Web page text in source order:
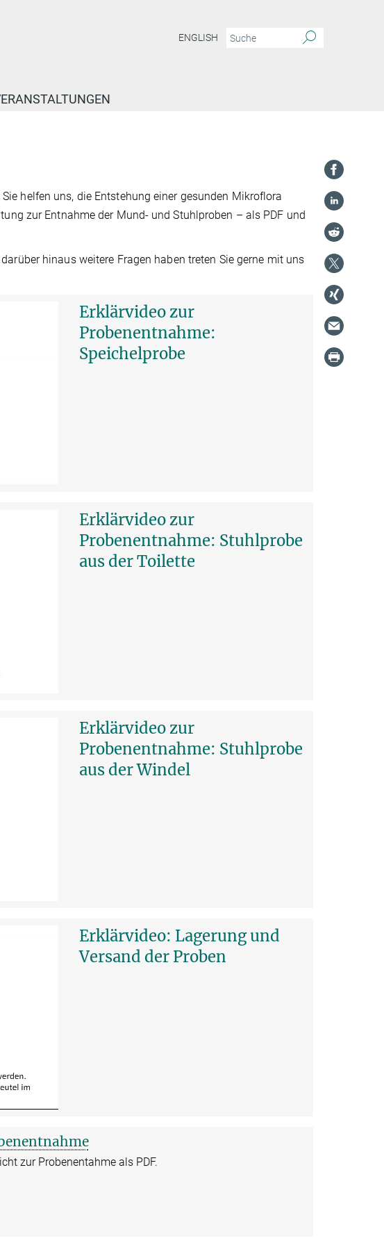
ENGLISH
helfen uns, die Entstehung einer gesunden Mikroflora
zur Entnahme der Mund- und Stuhlproben – als PDF und
hinaus weitere Fragen haben treten Sie gerne mit uns
Erklärvideo zur
Probenentnahme:
Speichelprobe
Erklärvideo zur
Probenentnahme: Stuhlprobe
aus der Toilette
Erklärvideo zur
Probenentnahme: Stuhlprobe
aus der Windel
Erklärvideo: Lagerung und
Versand der Proben
zur Probenentahme als PDF.